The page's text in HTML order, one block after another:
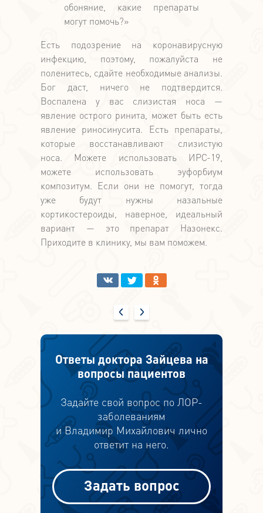
обоняние, какие препараты
могут помочь?»
Есть подозрение на коронавирусную
инфекцию, поэтому, пожалуйста не
поленитесь, сдайте необходимые анализы.
Бог даст, ничего не подтвердится.
Воспалена у вас слизистая носа —
явление острого ринита, может быть есть
явление риносинусита. Есть препараты,
которые восстанавливают слизистую
носа. Можете использовать ИРС-19,
можете использовать эуфорбиум
композитум. Если они не помогут, тогда
уже будут нужны назальные
кортикостероиды, наверное, идеальный
вариант — это препарат Назонекс.
Приходите в клинику, мы вам поможем.
Ответы доктора Зайцева на
вопросы пациентов
Задайте свой вопрос по ЛОР-
заболеваниям
и Владимир Михайлович лично
ответит на него.
Задать вопрос